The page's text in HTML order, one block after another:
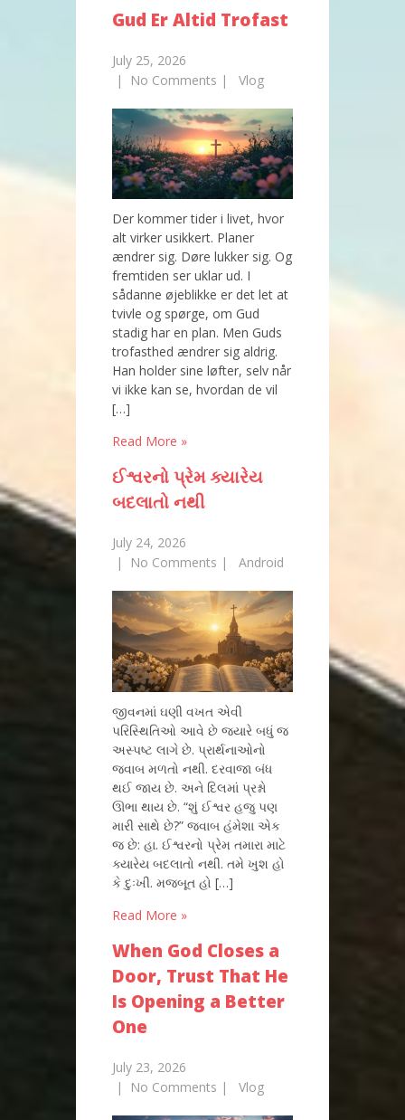
Gud Er Altid Trofast
July 25, 2026
|
No Comments | Vlog
Der kommer tider i livet, hvor
alt virker usikkert. Planer
ændrer sig. Døre lukker sig. Og
fremtiden ser uklar ud. I
sådanne øjeblikke er det let at
tvivle og spørge, om Gud
stadig har en plan. Men Guds
trofasthed ændrer sig aldrig.
Han holder sine løfter, selv når
vi ikke kan se, hvordan de vil
[…]
Read More »
ઈશ્વરનો પ્રેમ ક્યારેય
બદલાતો નથી
July 24, 2026
|
No Comments | Android
જીવનમાં ઘણી વખત એવી
પરિસ્થિતિઓ આવે છે જ્યારે બધું જ
અસ્પષ્ટ લાગે છે. પ્રાર્થનાઓનો
જવાબ મળતો નથી. દરવાજા બંધ
થઈ જાય છે. અને દિલમાં પ્રશ્નો
ઊભા થાય છે. “શું ઈશ્વર હજુ પણ
મારી સાથે છે?” જવાબ હંમેશા એક
જ છે: હા. ઈશ્વરનો પ્રેમ તમારા માટે
ક્યારેય બદલાતો નથી. તમે ખુશ હો
કે દુઃખી. મજબૂત હો […]
Read More »
When God Closes a
Door, Trust That He
Is Opening a Better
One
July 23, 2026
|
No Comments | Vlog